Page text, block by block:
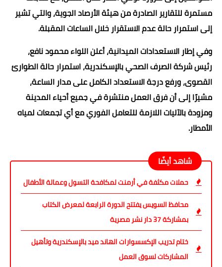
مستمرة للتقارير الصادرة من هيئة الأرصاد الجوية، والتي تشير
إلى استمرار حالة عدم الاستقرار خلال الساعات المقبلة.
وفي إطار الاستعدادات الميدانية، أعلن اللواء محمود نافع،
رئيس شركة الصرف الصحي بالإسكندرية، استمرار حالة الطوارئ
القصوى، ورفع درجة الاستعداد الكامل على مدار الساعة،
مشيرًا إلى أن فرق العمل منتشرة في جميع أحياء المدينة
ومزودة بالآليات اللازمة للتعامل الفوري مع أي تجمعات لمياه
الأمطار.
شاهد أيضًا
حملات مكثفة في أرمنت لمكافحة التسول وعمالة الأطفال
محافظ السويس يفتتح الدورة الرابعة لمعرض الكتاب
بمشاركة 37 دار نشر مصرية
ختام تدريب الإكسسوارات الهاند ميد بالإسكندرية وتأهيل
المشاركات لسوق العمل